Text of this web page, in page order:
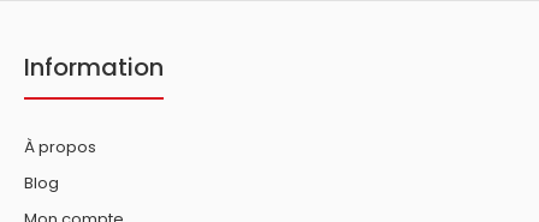
Information
À propos
Blog